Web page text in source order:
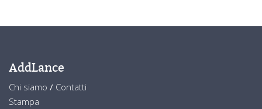
AddLance
Chi siamo / Contatti
Stampa